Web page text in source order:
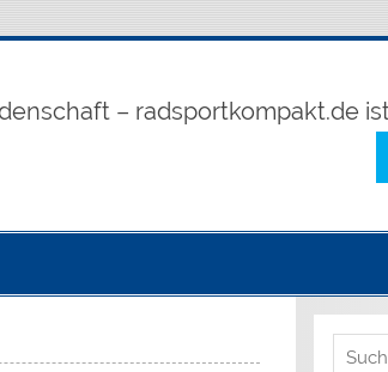
– radsportkompakt.de